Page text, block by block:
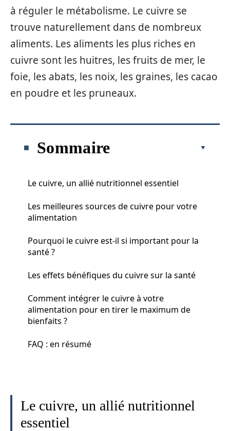
à réguler le métabolisme. Le cuivre se
trouve naturellement dans de nombreux
aliments. Les aliments les plus riches en
cuivre sont les huitres, les fruits de mer, le
foie, les abats, les noix, les graines, les cacao
en poudre et les pruneaux.
Sommaire
Le cuivre, un allié nutritionnel essentiel
Les meilleures sources de cuivre pour votre
alimentation
Pourquoi le cuivre est-il si important pour la
santé ?
Les effets bénéfiques du cuivre sur la santé
Comment intégrer le cuivre à votre
alimentation pour en tirer le maximum de
bienfaits ?
FAQ : en résumé
Le cuivre, un allié nutritionnel
essentiel